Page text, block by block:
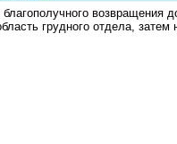
возвращения
грудного отдела,